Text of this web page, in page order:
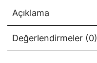
Açıklama
Değerlendirmeler (0)